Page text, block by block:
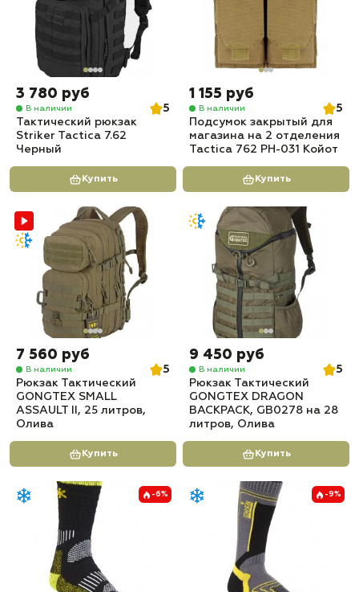
3 780 руб
В наличии
5
Тактический рюкзак
Striker Tactica 7.62
Черный
Купить
1 155 руб
В наличии
5
Подсумок закрытый для
магазина на 2 отделения
Tactica 762 PH-031 Койот
Купить
7 560 руб
В наличии
5
Рюкзак Тактический
GONGTEX SMALL
ASSAULT II, 25 литров,
Олива
Купить
9 450 руб
В наличии
5
Рюкзак Тактический
GONGTEX DRAGON
BACKPACK, GB0278 на 28
литров, Олива
Купить
-6% -9%